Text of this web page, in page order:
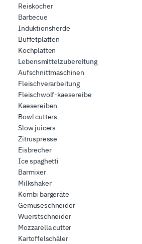
Reiskocher
Barbecue
Induktionsherde
Buffetplatten
Kochplatten
Lebensmittelzubereitung
Aufschnittmaschinen
Fleischverarbeitung
Fleischwolf-kaesereibe
Kaesereiben
Bowl cutters
Slow juicers
Zitruspresse
Eisbrecher
Ice spaghetti
Barmixer
Milkshaker
Kombi bargeräte
Gemüseschneider
Wuerstschneider
Mozzarella cutter
Kartoffelschäler